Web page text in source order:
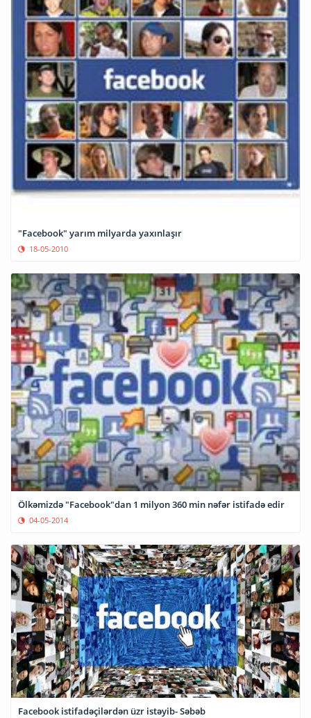
"Facebook" yarım milyarda yaxınlaşır
18-05-2010
Ölkəmizdə "Facebook"dan 1 milyon 360 min nəfər istifadə edir
04-05-2014
Facebook istifadəçilərdən üzr istəyib- Səbəb